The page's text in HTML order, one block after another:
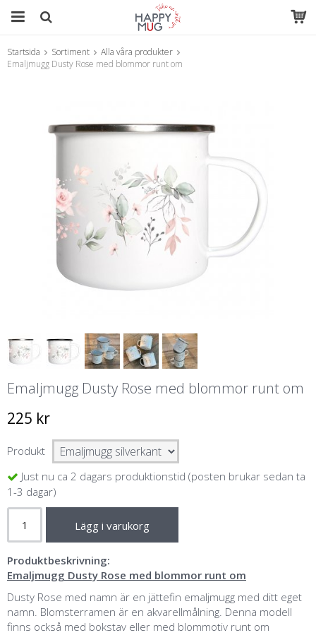
Produkten har blivit tillagd i varukorgen
Startsida Sortiment
Alla våra produkter
Emaljmugg Dusty Rose med blommor runt om
Emaljmugg Dusty Rose med blommor runt om
225 kr
Produkt
Just nu ca 2 dagars produktionstid (posten brukar sedan ta
1-3 dagar)
Lägg i varukorg
Produktbeskrivning:
Emaljmugg Dusty Rose med blommor runt om
Dusty Rose med namn är en jättefin emaljmugg med ditt eget
namn. Blomsterramen är en akvarellmålning. Denna modell
finns också med bokstav eller med blommotiv runt om